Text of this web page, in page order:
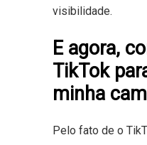
visibilidade.
E agora,
TikTok
minha
Pelo fato de o